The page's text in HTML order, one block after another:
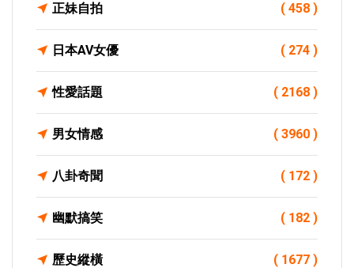
正妹自拍 ( 458 )
日本AV女優 ( 274 )
性愛話題 ( 2168 )
男女情感 ( 3960 )
八卦奇聞 ( 172 )
幽默搞笑 ( 182 )
歷史縱橫 ( 1677 )